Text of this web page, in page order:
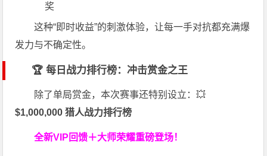
奖
这种“即时收益”的刺激体验，让每一手对抗都充满爆
发力与不确定性。
🏆 每日战力排行榜：冲击赏金之王
除了单局赏金，本次赛事还特别设立：💥
$1,000,000 猎人战力排行榜
全新VIP回馈＋大师荣耀重磅登场！